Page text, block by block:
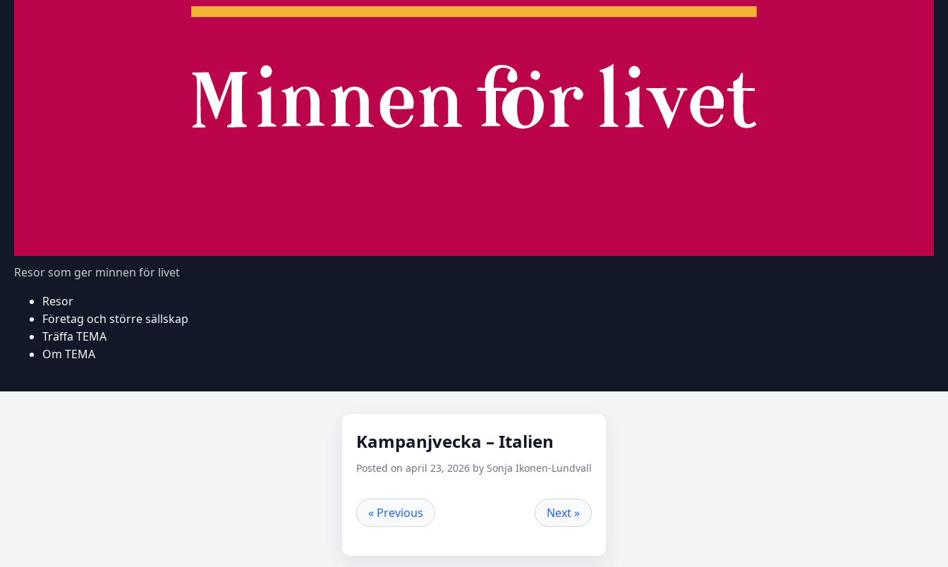
Resor som ger minnen för livet
Resor
Företag och större sällskap
Träffa TEMA
Om TEMA
Kampanjvecka – Italien
Posted on april 23, 2026 by Sonja Ikonen-Lundvall
« Previous Next »